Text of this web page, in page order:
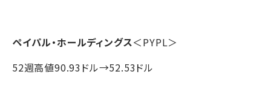
ペイパル・ホールディングス＜PYPL＞
52週高値90.93ドル→52.53ドル